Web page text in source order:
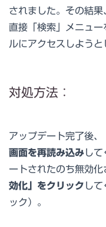
されました。その結
直接「検索」メニュ
ルにアクセスしようと
対処方法：
アップデート完了後、
画面を再読み込みし
ートされたのち無効化
効化」をクリック し
ック）。